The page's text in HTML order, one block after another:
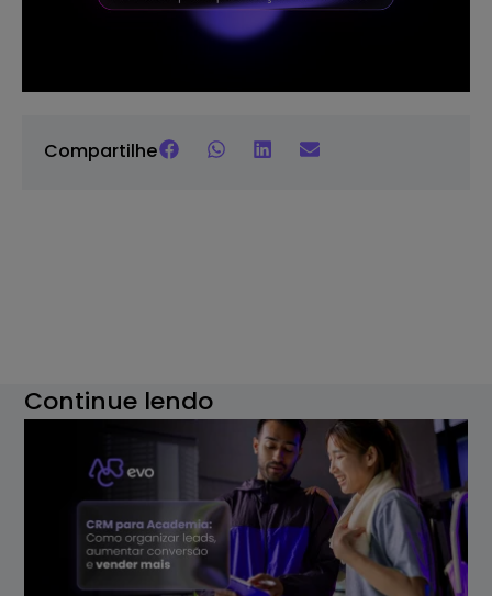
Compartilhe
Continue lendo